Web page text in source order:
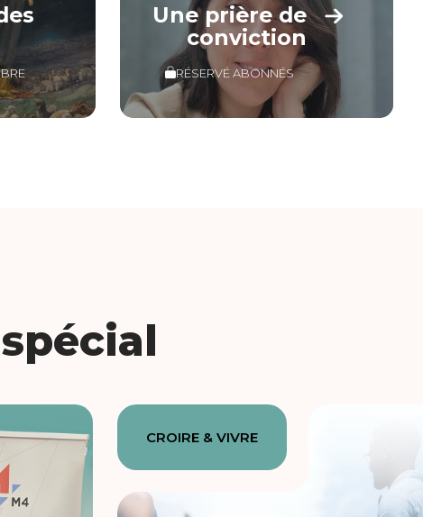
Une prière de
conviction
RÉSERVÉ ABONNÉS
CROIRE & VIVRE